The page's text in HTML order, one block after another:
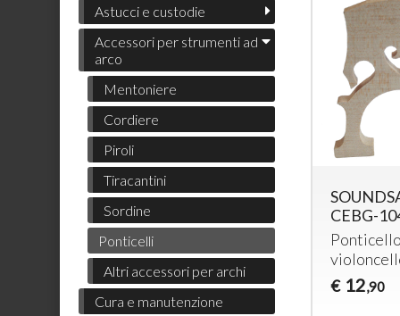
CEBG-
€ 12,90
Astucci e custodie
Accessori per strumenti ad
arco
Mentoniere
Cordiere
Piroli
Tiracantini
Sordine
Ponticelli
Altri accessori per archi
Cura e manutenzione